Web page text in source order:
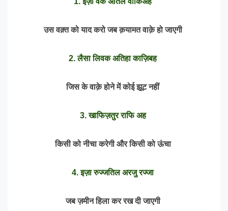
उस वक़्त को याद करो जब क़यामत वाक़े हो जाएगी
2. लैसा लिवक अतिहा काज़िबह
जिस के वाक़े होने में कोई झूट नहीं
3. खाफिज़तुर राफि अह
किसी को नीचा करेगी और किसी को ऊंचा
4. इज़ा रुज्जतिल अरजु रज्जा
जब ज़मीन हिला कर रख दी जाएगी